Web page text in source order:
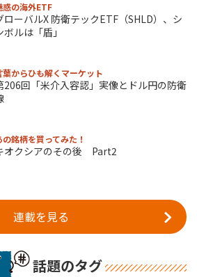
惑の海外ETF
ローバルX 防衛テックETF（SHLD）、シ
ボルは「盾」
葉からひも解くマーケット
206回「米介入容認」実像とドル円の防衛
の銘柄を買ってみた！
オクシアのその後 Part2
連載を見る
話題のタグ